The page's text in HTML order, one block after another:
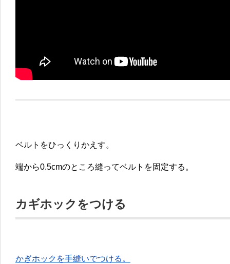
ベルトをひっくりかえす。
端から0.5cmのところ縫ってベルトを固定する。
カギホックをつける
かぎホックを手縫いでつける。